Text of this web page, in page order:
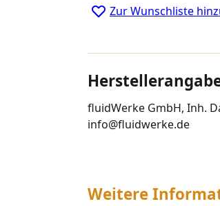
Zur Wunschliste
fluidWerke GmbH, Inh.
info@fluidwerke.de
Weitere